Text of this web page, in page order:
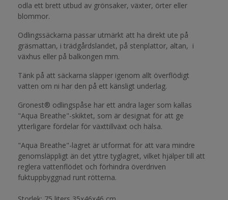
odla ett brett utbud av grönsaker, växter, örter eller
blommor.
Odlingssäckarna passar utmärkt att ha direkt ute på
gräsmattan, i trädgårdslandet, på stenplattor, altan, i
växhus eller på balkongen mm.
Tänk på att säckarna släpper igenom allt överflödigt
vatten om ni har den på ett känsligt underlag.
Gronest® odlingspåse har ett andra lager som kallas
"Aqua Breathe"-skiktet, som är designat för att ge
ytterligare fördelar för växttillväxt och hälsa.
"Aqua Breathe"-lagret är utformat för att vara mindre
genomsläppligt än det yttre tyglagret, vilket hjälper till att
reglera vattenflödet och förhindra överdriven
fuktuppbyggnad runt rötterna.